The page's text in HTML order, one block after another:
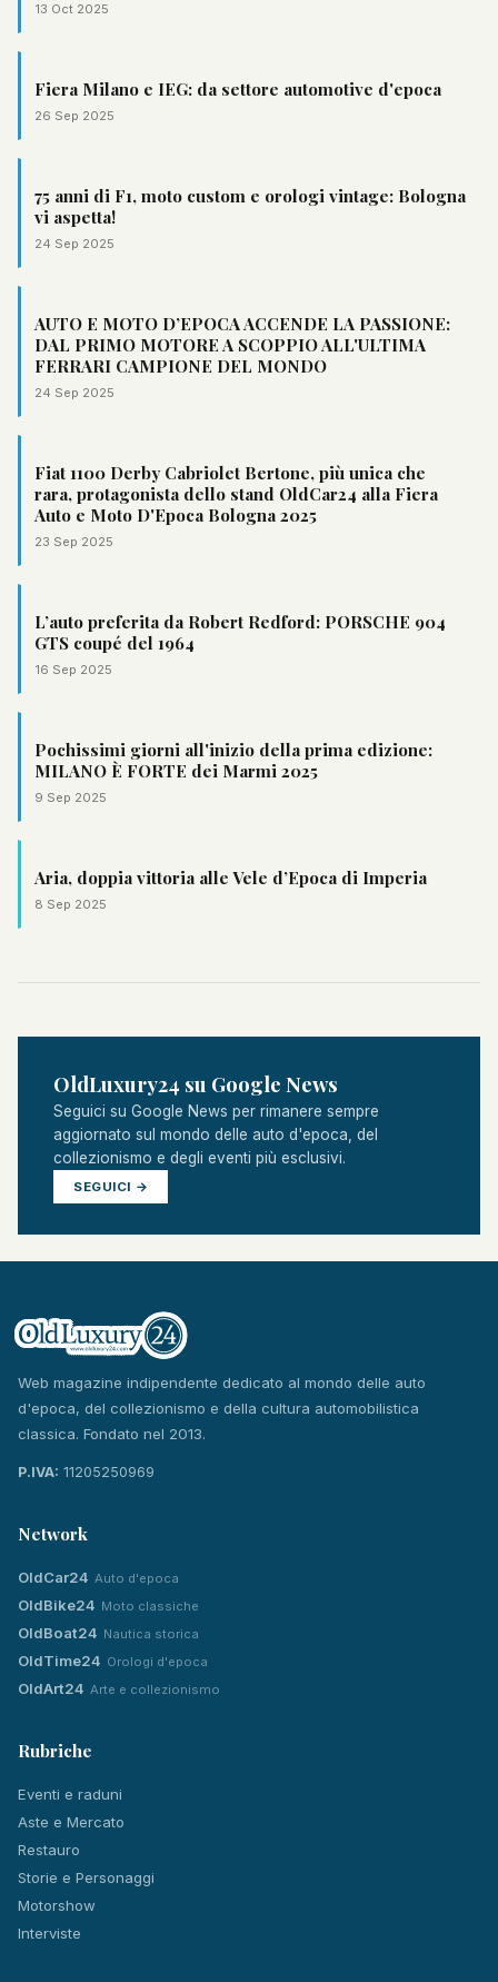
13 Oct 2025
Fiera Milano e IEG: da settore automotive d'epoca
26 Sep 2025
75 anni di F1, moto custom e orologi vintage: Bologna
vi aspetta!
24 Sep 2025
AUTO E MOTO D’EPOCA ACCENDE LA PASSIONE:
DAL PRIMO MOTORE A SCOPPIO ALL'ULTIMA
FERRARI CAMPIONE DEL MONDO
24 Sep 2025
Fiat 1100 Derby Cabriolet Bertone, più unica che
rara, protagonista dello stand OldCar24 alla Fiera
Auto e Moto D'Epoca Bologna 2025
23 Sep 2025
L’auto preferita da Robert Redford: PORSCHE 904
GTS coupé del 1964
16 Sep 2025
Pochissimi giorni all'inizio della prima edizione:
MILANO È FORTE dei Marmi 2025
9 Sep 2025
Aria, doppia vittoria alle Vele d’Epoca di Imperia
8 Sep 2025
OldLuxury24 su Google News
Seguici su Google News per rimanere sempre
aggiornato sul mondo delle auto d'epoca, del
collezionismo e degli eventi più esclusivi.
SEGUICI →
Web magazine indipendente dedicato al mondo delle auto
d'epoca, del collezionismo e della cultura automobilistica
classica. Fondato nel 2013.
P.IVA: 11205250969
Network
OldCar24 Auto d'epoca
OldBike24 Moto classiche
OldBoat24 Nautica storica
OldTime24 Orologi d'epoca
OldArt24 Arte e collezionismo
Rubriche
Eventi e raduni
Aste e Mercato
Restauro
Storie e Personaggi
Motorshow
Interviste